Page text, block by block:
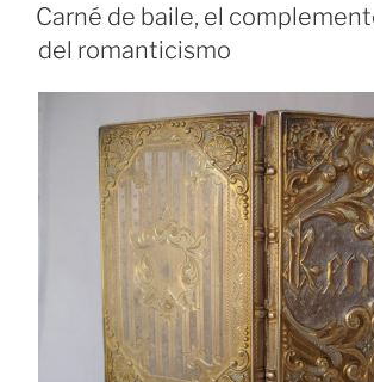
EL
Carné de baile, el
del romanticismo